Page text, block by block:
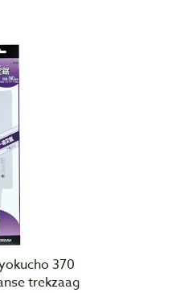
370
trekzaag